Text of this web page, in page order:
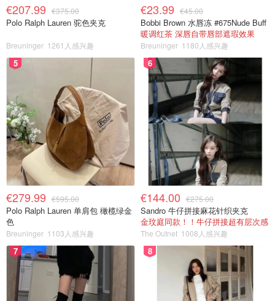
€207.99 €375.00
Polo Ralph Lauren 驼色夹克
Breuninger 1261人感兴趣
€23.99 €45.00
Bobbi Brown 水唇冻 #675Nude Buff
暖调红茶 深唇自带唇部遮瑕效果
Breuninger 1180人感兴趣
5
€279.99 €595.00
Polo Ralph Lauren 单肩包 橄榄绿金
色
Breuninger 1103人感兴趣
6
€144.00 €275.00
Sandro 牛仔拼接麻花针织夹克
金玟庭同款！！牛仔拼接超有层次感
The Outnet 1008人感兴趣
7 8